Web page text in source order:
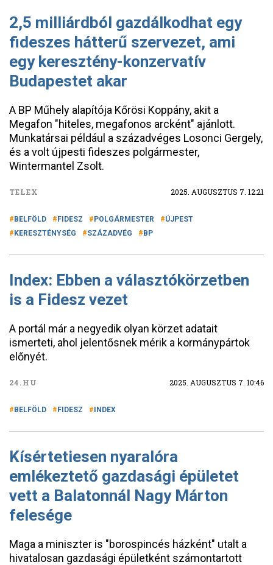
2,5 milliárdból gazdálkodhat egy
fideszes hátterű szervezet, ami
egy keresztény-konzervatív
Budapestet akar
A BP Műhely alapítója Kőrösi Koppány, akit a
Megafon "hiteles, megafonos arcként" ajánlott.
Munkatársai például a századvéges Losonci Gergely,
és a volt újpesti fideszes polgármester,
Wintermantel Zsolt.
TELEX 2025. AUGUSZTUS 7. 12:21
BELFÖLD FIDESZ POLGÁRMESTER
ÚJPEST
KERESZTÉNYSÉG
SZÁZADVÉG BP
Index: Ebben a választókörzetben
is a Fidesz vezet
A portál már a negyedik olyan körzet adatait
ismerteti, ahol jelentősnek mérik a kormánypártok
előnyét.
24.HU 2025. AUGUSZTUS 7. 10:46
BELFÖLD FIDESZ INDEX
Kísértetiesen nyaralóra
emlékeztető gazdasági épületet
vett a Balatonnál Nagy Márton
felesége
Maga a miniszter is "borospincés házként" utalt a
hivatalosan gazdasági épületként számontartott